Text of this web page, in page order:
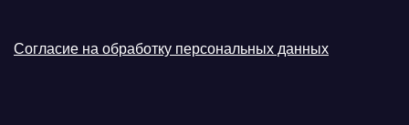
Согласие на обработку персональных данных